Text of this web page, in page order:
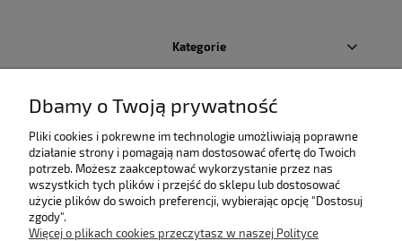
Kategorie
Moje konto
Płatności i dostawa
Dbamy o Twoją prywatność
Pliki cookies i pokrewne im technologie umożliwiają poprawne
działanie strony i pomagają nam dostosować ofertę do Twoich
potrzeb. Możesz zaakceptować wykorzystanie przez nas
wszystkich tych plików i przejść do sklepu lub dostosować
użycie plików do swoich preferencji, wybierając opcję "Dostosuj
zgody".
Więcej o plikach cookies przeczytasz w naszej Polityce